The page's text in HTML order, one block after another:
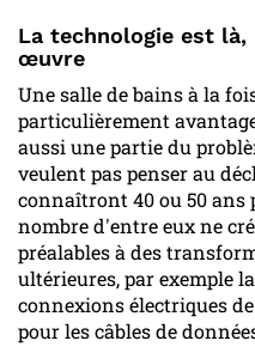
La technologie est
œuvre
Une salle de bains à la
particulièrement
aussi une partie du
veulent pas penser au
connaîtront 40 ou 50 ans
nombre d'entre eux ne
préalables à des
ultérieures, par exemple
connexions électriques
pour les câbles de